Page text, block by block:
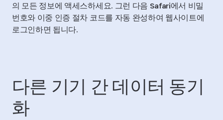
의 모든 정보에 액세스하세요. 그런 다음 Safari에서 비밀
번호와 이중 인증 절차 코드를 자동 완성하여 웹사이트에
로그인하면 됩니다.
다른 기기 간 데이터 동기
화